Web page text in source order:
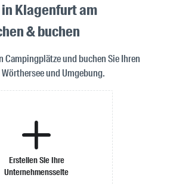
Klagenfurt am
& buchen
Campingplätze und buchen Sie Ihren
und Umgebung.
Erstellen Sie Ihre
Unternehmensseite